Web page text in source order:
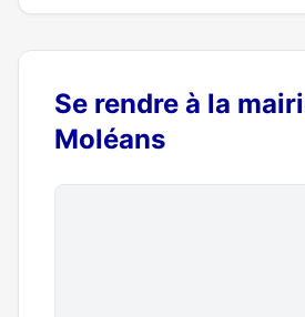
Se rendre à la
Moléans